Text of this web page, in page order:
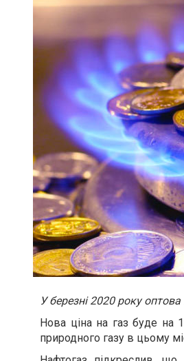
У березні 2020 року
Нова ціна на газ буде на
природного газу в цьому